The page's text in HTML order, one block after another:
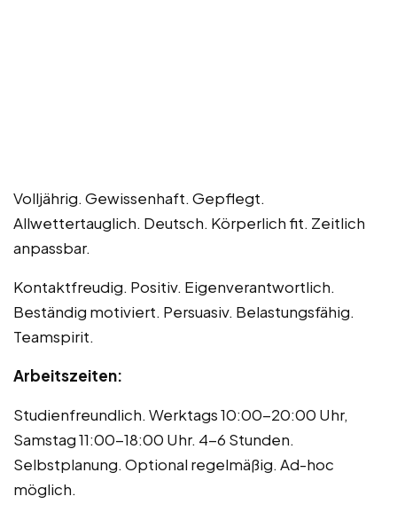
Volljährig. Gewissenhaft. Gepflegt.
Allwettertauglich. Deutsch. Körperlich fit. Zeitlich
anpassbar.
Kontaktfreudig. Positiv. Eigenverantwortlich.
Beständig motiviert. Persuasiv. Belastungsfähig.
Teamspirit.
Arbeitszeiten:
Studienfreundlich. Werktags 10:00-20:00 Uhr,
Samstag 11:00-18:00 Uhr. 4-6 Stunden.
Selbstplanung. Optional regelmäßig. Ad-hoc
möglich.